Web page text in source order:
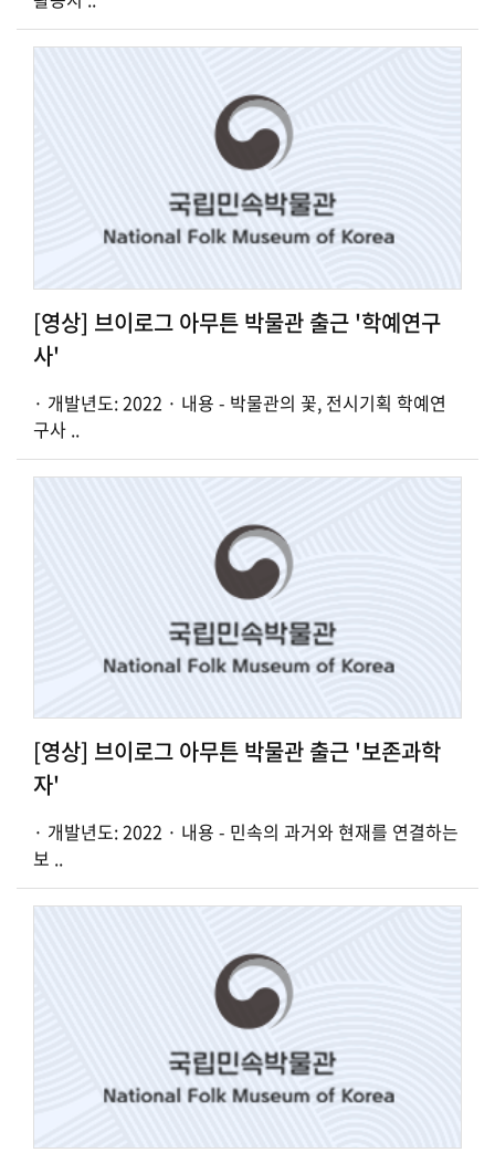
[영상] 브이로그 아무튼 박물관 출근 '학예연구
사'
· 개발년도: 2022 · 내용 - 박물관의 꽃, 전시기획 학예연
구사 ..
[영상] 브이로그 아무튼 박물관 출근 '보존과학
자'
· 개발년도: 2022 · 내용 - 민속의 과거와 현재를 연결하는
보 ..